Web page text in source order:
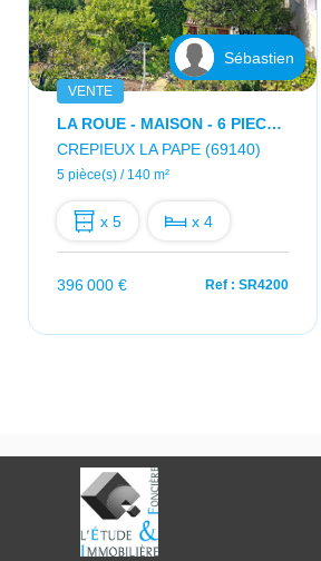
Sébastien
VENTE
LA ROUE - MAISON - 6 PIECES - 140M2 - GARAGE - JARDIN
CREPIEUX LA PAPE (69140)
5 pièce(s) / 140 m²
x 5 x 4
396 000 € Ref : SR4200